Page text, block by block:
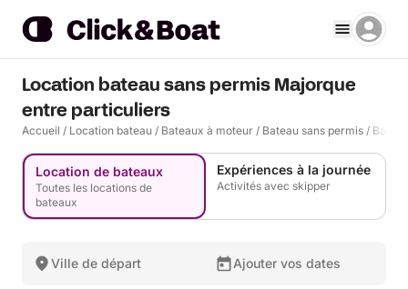
Location bateau sans permis Majorque
entre particuliers
Accueil / Location bateau / Bateaux à moteur / Bateau sans permis /
Location de bateaux
Toutes les locations de
bateaux
Expériences à la journée
Activités avec skipper
Ville de départ Ajouter vos dates